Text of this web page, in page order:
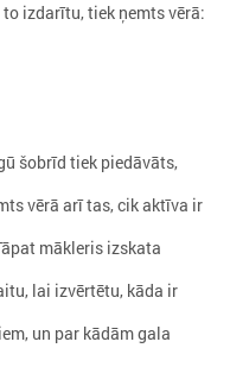
izdarītu, tiek ņemts vērā:
šobrīd tiek piedāvāts,
vērā arī tas, cik aktīva ir
mākleris izskata
lai izvērtētu, kāda ir
un par kādām gala